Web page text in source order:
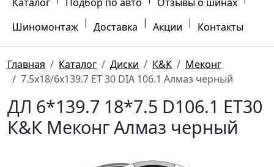
Шиномонтаж | Доставка | Акции | Контакты
Главная Каталог Диски К&К
Меконг
7.5x18/6x139.7 ET 30 DIA 106.1 Алмаз черный
ДЛ 6*139.7 18*7.5 D106.1 ET30
К&К Меконг Алмаз черный